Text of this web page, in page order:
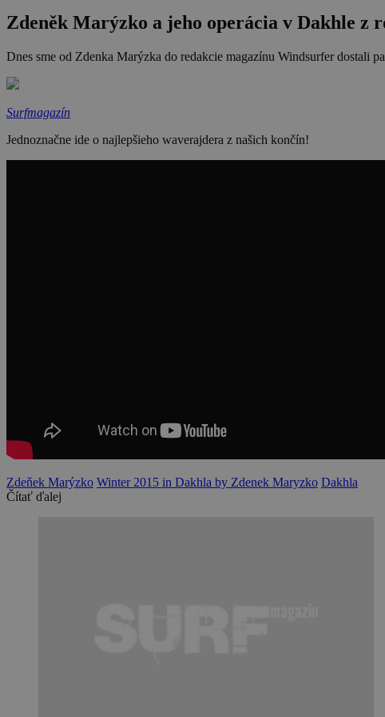
Zdeněk Marýzko a jeho operácia v Dakhle z
Dnes sme od Zdenka Marýzka do redakcie magazínu Windsurfer dostali
Surfmagazín
Jednoznačne ide o najlepšieho waverajdera z našich končín!
Zdeňek Marýzko Winter 2015 in Dakhla by Zdenek Maryzko Dakhla
Čítať ďalej